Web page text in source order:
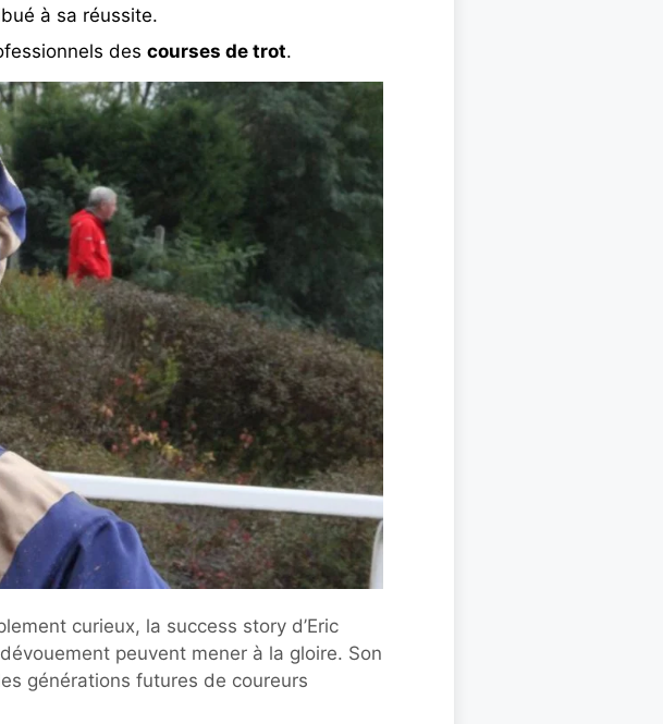
à sa réussite.
des courses de trot.
curieux, la success story d’Eric
peuvent mener à la gloire. Son
générations futures de coureurs